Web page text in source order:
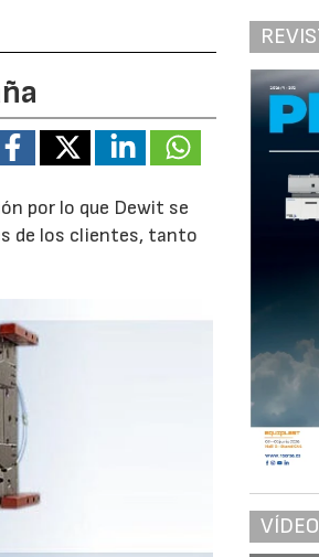
por lo que Dewit se
de los clientes, tanto